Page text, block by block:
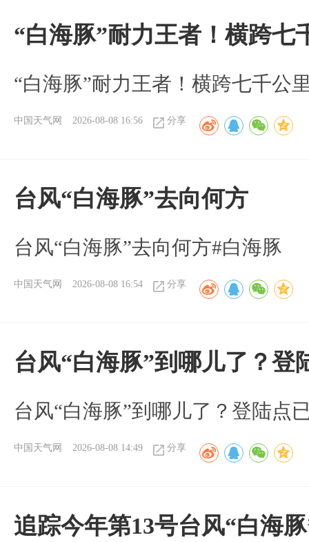
“白海豚”耐力王者！横跨七
“白海豚”耐力王者！横跨七千公
中国天气网 2026-08-08 16:56 分享
台风“白海豚”去向何方
台风“白海豚”去向何方#白海豚
中国天气网 2026-08-08 16:54 分享
台风“白海豚”到哪儿了？登
台风“白海豚”到哪儿了？登陆点
中国天气网 2026-08-08 14:49 分享
追踪今年第13号台风“白海